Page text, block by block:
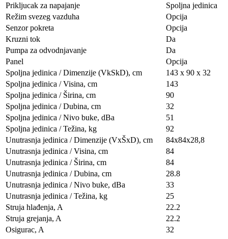
Prikljucak za napajanje
Spoljna jedinica
Režim svezeg vazduha
Opcija
Senzor pokreta
Opcija
Kruzni tok
Da
Pumpa za odvodnjavanje
Da
Panel
Opcija
Spoljna jedinica / Dimenzije (VkSkD), сm
143 x 90 x 32
Spoljna jedinica / Visina, сm
143
Spoljna jedinica / Širina, сm
90
Spoljna jedinica / Dubina, сm
32
Spoljna jedinica / Nivo buke, dBa
51
Spoljna jedinica / Težina, kg
92
Unutrasnja jedinica / Dimenzije (VxŠxD), сm
84х84х28,8
Unutrasnja jedinica / Visina, сm
84
Unutrasnja jedinica / Širina, сm
84
Unutrasnja jedinica / Dubina, сm
28.8
Unutrasnja jedinica / Nivo buke, dBa
33
Unutrasnja jedinica / Težina, kg
25
Struja hlađenja, A
22.2
Struja grejanja, A
22.2
Osigurac, A
32